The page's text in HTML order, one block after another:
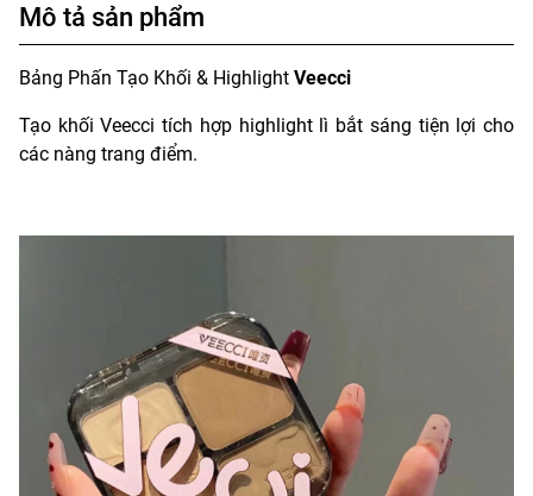
Mô tả sản phẩm
Bảng Phấn Tạo Khối & Highlight Veecci
Tạo khối Veecci tích hợp highlight lì bắt sáng tiện lợi cho
các nàng trang điểm.